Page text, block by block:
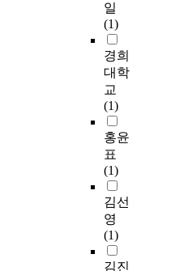
일
(1)
경희
대학
교
(1)
홍윤
표
(1)
김선
영
(1)
김진